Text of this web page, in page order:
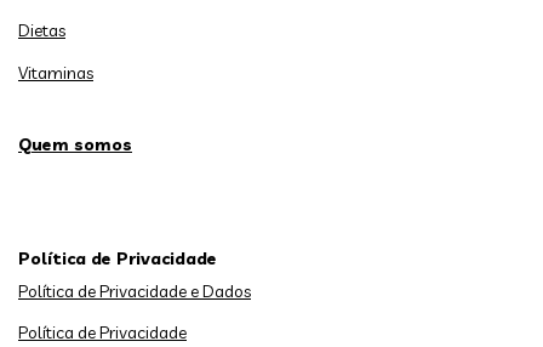
Dietas
Vitaminas
Quem somos
Política de Privacidade
Política de Privacidade e Dados
Política de Privacidade